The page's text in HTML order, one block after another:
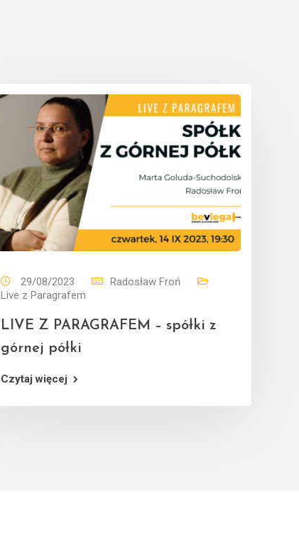
29/08/2023
Radosław Froń
Live z Paragrafem
LIVE Z PARAGRAFEM – spółki z
górnej półki
Czytaj więcej